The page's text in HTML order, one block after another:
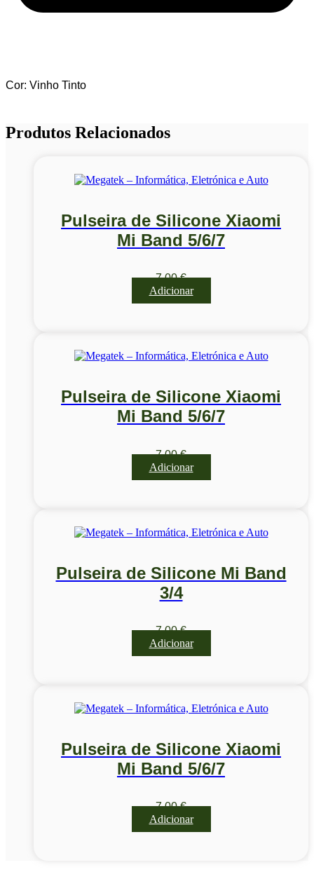
Cor: Vinho Tinto
Produtos Relacionados
Pulseira de Silicone Xiaomi
Mi Band 5/6/7
7,00€
Adicionar
Pulseira de Silicone Xiaomi
Mi Band 5/6/7
7,00€
Adicionar
Pulseira de Silicone Mi Band
3/4
7,00€
Adicionar
Pulseira de Silicone Xiaomi
Mi Band 5/6/7
7,00€
Adicionar